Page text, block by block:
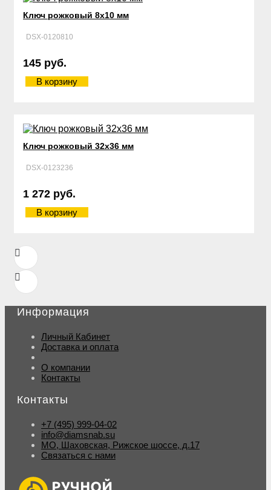
Ключ рожковый 8х10 мм
DSX-0120810
145 руб.
В корзину
Ключ рожковый 32х36 мм
DSX-0123236
1 272 руб.
В корзину
Информация
Личный Кабинет
Доставка и оплата
О компании
Контакты
Контакты
+7 (495) 999-04-02
info@diamsnab.su
МО, Шаховская, Рижское шоссе, д.17
Связаться с нами